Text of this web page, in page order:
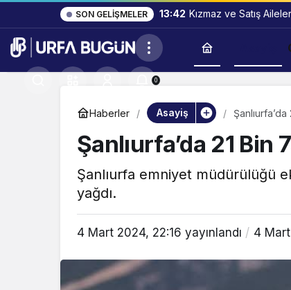
SON GELIŞMELER 13:42 Kızmaz ve Satış
0
Haberler Asayiş
Şanlıurfa’da 21
Şanlıurfa emniyet müdürülüğü
yağdı.
4 Mart 2024, 22:16 yayınlandı 4